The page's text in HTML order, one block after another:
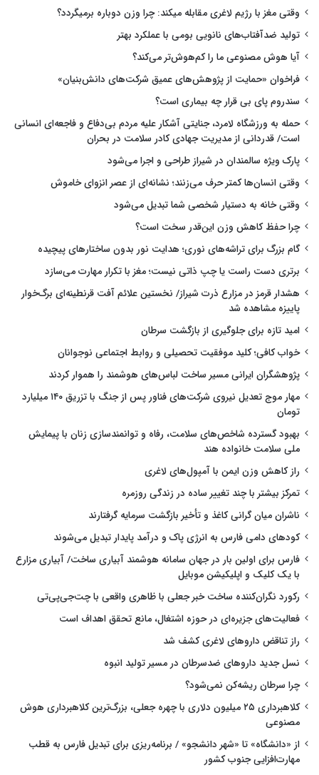
وقتی مغز با رژیم لاغری مقابله میکند: چرا وزن دوباره برمیگردد؟
تولید ضدآفتاب‌های نانویی بومی با عملکرد بهتر
آیا هوش مصنوعی ما را کم‌هوش‌تر می‌کند؟
فراخوان «حمایت از پژوهش‌های عمیق شرکت‌های دانش‌بنیان»
سندروم پای بی قرار چه بیماری است؟
حمله به ورزشگاه لامرد، جنایتی آشکار علیه مردم بی‌دفاع و فاجعه‌ای انسانی
است/ قدردانی از مدیریت جهادی کادر سلامت در بحران
پارک ویژه سالمندان در شیراز طراحی و اجرا می‌شود
وقتی انسان‌ها کمتر حرف می‌زنند؛ نشانه‌ای از عصر انزوای خاموش
وقتی خانه به دستیار شخصی شما تبدیل می‌شود
چرا حفظ کاهش وزن این‌قدر سخت است؟
گام بزرگ برای تراشه‌های نوری؛ هدایت نور بدون ساختارهای پیچیده
برتری دست راست یا چپ ذاتی نیست؛ مغز با تکرار مهارت می‌سازد
هشدار قرمز در مزارع ذرت شیراز/ نخستین علائم آفت قرنطینه‌ای برگ‌خوار
پاییزه مشاهده شد
امید تازه برای جلوگیری از بازگشت سرطان
خواب کافی؛ کلید موفقیت تحصیلی و روابط اجتماعی نوجوانان
پژوهشگران ایرانی مسیر ساخت لباس‌های هوشمند را هموار کردند
مهار موج تعدیل نیروی شرکت‌های فناور پس از جنگ با تزریق ۱۴۰ میلیارد
تومان
بهبود گسترده شاخص‌های سلامت، رفاه و توانمندسازی زنان با پیمایش
ملی سلامت خانواده هند
راز کاهش وزن ایمن با آمپول‌های لاغری
تمرکز بیشتر با چند تغییر ساده در زندگی روزمره
ناشران میان گرانی کاغذ و تأخیر بازگشت سرمایه گرفتارند
کودهای دامی فارس به انرژی پاک و درآمد پایدار تبدیل می‌شوند
فارس برای اولین بار در جهان سامانه هوشمند آبیاری ساخت/ آبیاری مزارع
با یک کلیک و اپلیکیشن موبایل
رکورد نگران‌کننده ساخت خبر جعلی با ظاهری واقعی با چت‌جی‌پی‌تی
فعالیت‌های جزیره‌ای در حوزه اشتغال، مانع تحقق اهداف است
راز تناقض داروهای لاغری کشف شد
نسل جدید داروهای ضدسرطان در مسیر تولید انبوه
چرا سرطان ریشه‌کن نمی‌شود؟
کلاهبرداری ۲۵ میلیون دلاری با چهره جعلی، بزرگ‌ترین کلاهبرداری هوش
مصنوعی
از «دانشگاه» تا «شهر دانشجو» / برنامه‌ریزی برای تبدیل فارس به قطب
مهارت‌افزایی جنوب کشور